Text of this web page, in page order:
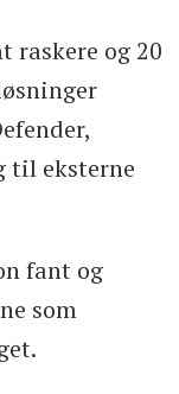
raskere og 20
til eksterne
fant og
som